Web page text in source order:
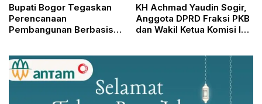
Bupati Bogor Tegaskan
Perencanaan
Pembangunan Berbasis
Puspanegara
KH Achmad Yaudin Sogir,
Anggota DPRD Fraksi PKB
dan Wakil Ketua Komisi I
Tasawuf Ramadhan 1447